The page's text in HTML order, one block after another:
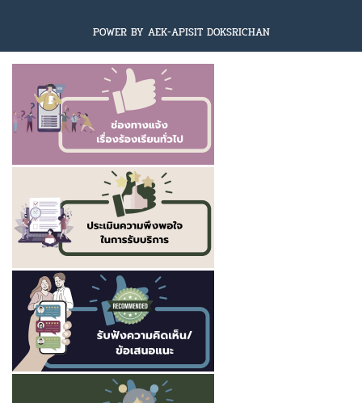
POWER BY AEK-APISIT DOKSRICHAN